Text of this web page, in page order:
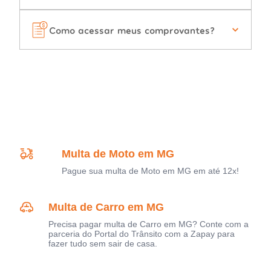
Como acessar meus comprovantes?
Multa de Moto em MG
Pague sua multa de Moto em MG em até 12x!
Multa de Carro em MG
Precisa pagar multa de Carro em MG? Conte com a
parceria do Portal do Trânsito com a Zapay para
fazer tudo sem sair de casa.